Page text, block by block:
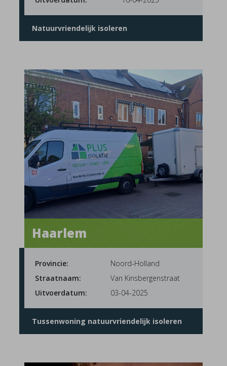
Natuurvriendelijk isoleren
Haarlem
Provincie:
Noord-Holland
Straatnaam:
Van Kinsbergenstraat
Uitvoerdatum:
03-04-2025
Tussenwoning natuurvriendelijk isoleren